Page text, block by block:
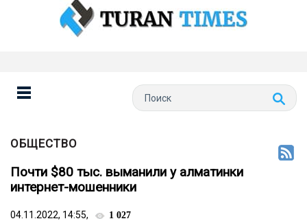
ОБЩЕСТВО
Почти $80 тыс. выманили у алматинки
интернет-мошенники
04.11.2022, 14:55, 1 027